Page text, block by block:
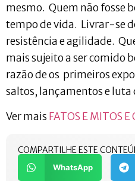
mesmo. Quem não fosse
tempo de vida. Livrar-se
resistência e agilidade.
mais sujeito a ser comido
razão de os primeiros
saltos, lançamentos e luta
Ver mais FATOS E MITOS
COMPARTILHE ESTE
WhatsApp